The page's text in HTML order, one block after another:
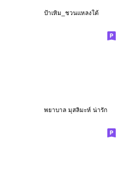
ป้าเหิม_ชวนแหลงใต้
พยาบาล มุสลิมะห์ น่ารัก